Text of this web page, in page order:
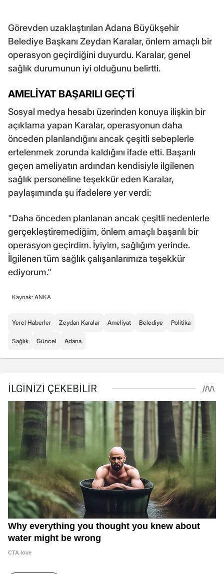
Görevden uzaklaştırılan Adana Büyükşehir
Belediye Başkanı Zeydan Karalar, önlem amaçlı bir
operasyon geçirdiğini duyurdu. Karalar, genel
sağlık durumunun iyi olduğunu belirtti.
AMELİYAT BAŞARILI GEÇTİ
Sosyal medya hesabı üzerinden konuya ilişkin bir
açıklama yapan Karalar, operasyonun daha
önceden planlandığını ancak çeşitli sebeplerle
ertelenmek zorunda kaldığını ifade etti. Başarılı
geçen ameliyatın ardından kendisiyle ilgilenen
sağlık personeline teşekkür eden Karalar,
paylaşımında şu ifadelere yer verdi:
"Daha önceden planlanan ancak çeşitli nedenlerle
gerçekleştiremediğim, önlem amaçlı başarılı bir
operasyon geçirdim. İyiyim, sağlığım yerinde.
İlgilenen tüm sağlık çalışanlarımıza teşekkür
ediyorum."
Kaynak: ANKA
Yerel Haberler Zeydan Karalar Ameliyat Belediye Politika
Sağlık Güncel Adana